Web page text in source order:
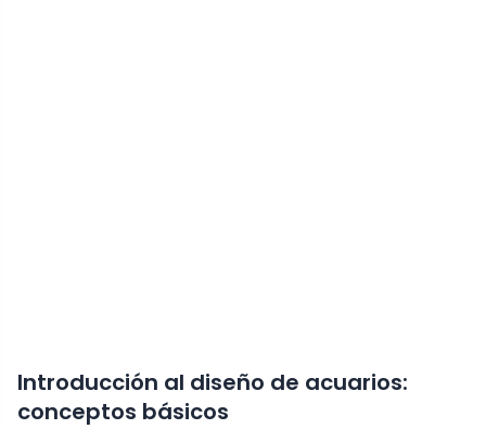
Introducción al diseño de acuarios:
conceptos básicos